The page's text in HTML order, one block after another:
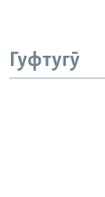
Гуфтугӯ